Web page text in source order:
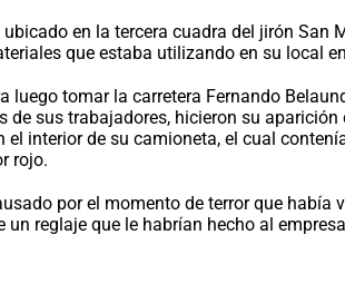
en la tercera cuadra del jirón San
que estaba utilizando en su local
tomar la carretera Fernando
sus trabajadores, hicieron su
interior de su camioneta, el cual
rojo.
por el momento de terror que
reglaje que le habrían hecho al